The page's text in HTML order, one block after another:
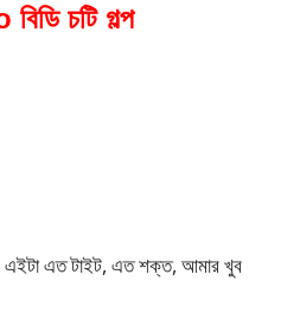
চটি গল্প
এত টাইট, এত শক্ত, আমার খুব